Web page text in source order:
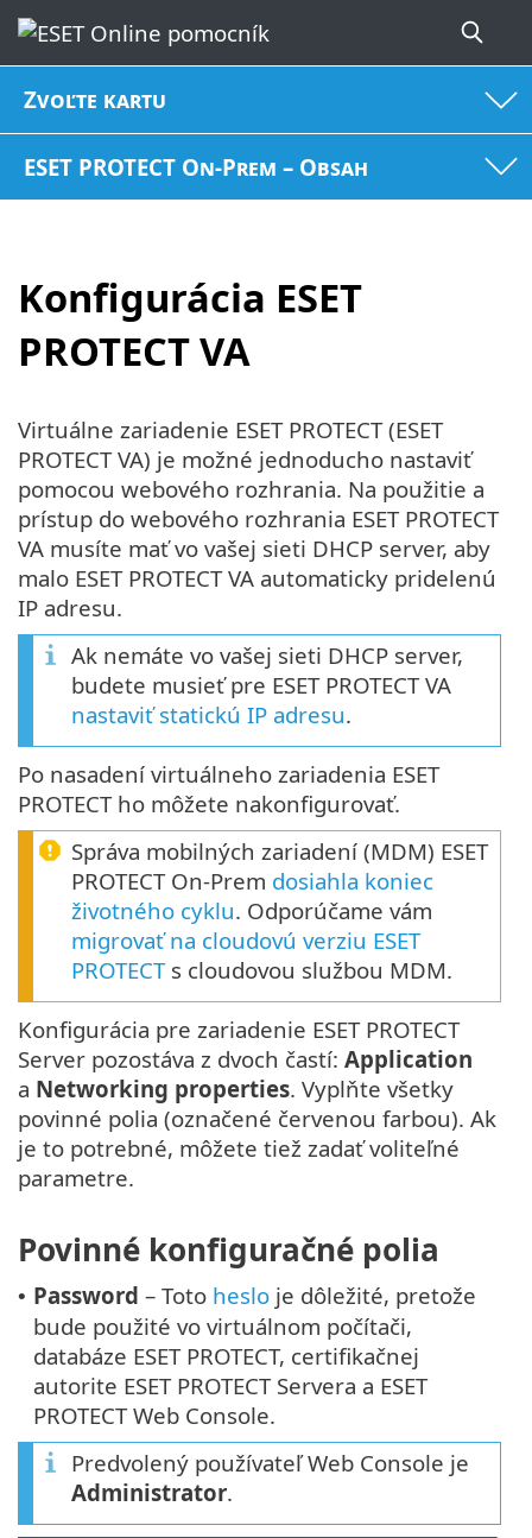
Zvoľte kartu
ESET PROTECT On-Prem – Obsah
Konfigurácia ESET
PROTECT VA
Virtuálne zariadenie ESET PROTECT (ESET
PROTECT VA) je možné jednoducho nastaviť
pomocou webového rozhrania. Na použitie a
prístup do webového rozhrania ESET PROTECT
VA musíte mať vo vašej sieti DHCP server, aby
malo ESET PROTECT VA automaticky pridelenú
IP adresu.
Ak nemáte vo vašej sieti DHCP server,
budete musieť pre ESET PROTECT VA
nastaviť statickú IP adresu.
Po nasadení virtuálneho zariadenia ESET
PROTECT ho môžete nakonfigurovať.
Správa mobilných zariadení (MDM) ESET
PROTECT On-Prem dosiahla koniec
životného cyklu. Odporúčame vám
migrovať na cloudovú verziu ESET
PROTECTs cloudovou službou MDM.
Konfigurácia pre zariadenie ESET PROTECT
Server pozostáva z dvoch častí: Application
a Networking properties. Vyplňte všetky
povinné polia (označené červenou farbou). Ak
je to potrebné, môžete tiež zadať voliteľné
parametre.
Povinné konfiguračné polia
• Password – Toto heslo je dôležité, pretože
bude použité vo virtuálnom počítači,
databáze ESET PROTECT, certifikačnej
autorite ESET PROTECT Servera a ESET
PROTECT Web Console.
Predvolený používateľ Web Console je
Administrator.